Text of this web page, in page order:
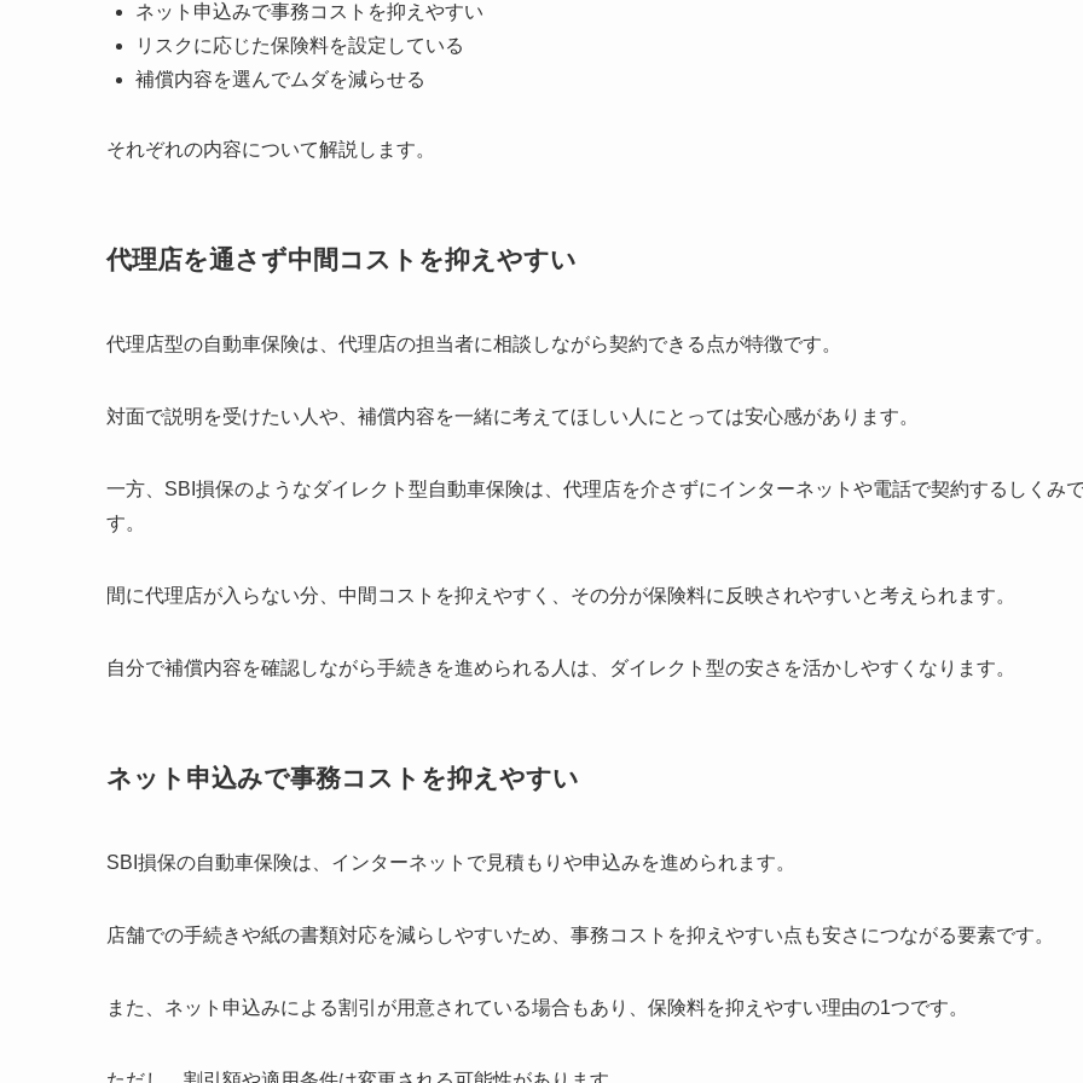
ネット申込みで事務コストを抑えやすい
リスクに応じた保険料を設定している
補償内容を選んでムダを減らせる
それぞれの内容について解説します。
代理店を通さず中間コストを抑えやすい
代理店型の自動車保険は、代理店の担当者に相談しながら契約できる点が特徴です。
対面で説明を受けたい人や、補償内容を一緒に考えてほしい人にとっては安心感があります。
一方、SBI損保のようなダイレクト型自動車保険は、代理店を介さずにインターネットや電話で契約するしくみ
す。
間に代理店が入らない分、中間コストを抑えやすく、その分が保険料に反映されやすいと考えられます。
自分で補償内容を確認しながら手続きを進められる人は、ダイレクト型の安さを活かしやすくなります。
ネット申込みで事務コストを抑えやすい
SBI損保の自動車保険は、インターネットで見積もりや申込みを進められます。
店舗での手続きや紙の書類対応を減らしやすいため、事務コストを抑えやすい点も安さにつながる要素です。
また、ネット申込みによる割引が用意されている場合もあり、保険料を抑えやすい理由の1つです。